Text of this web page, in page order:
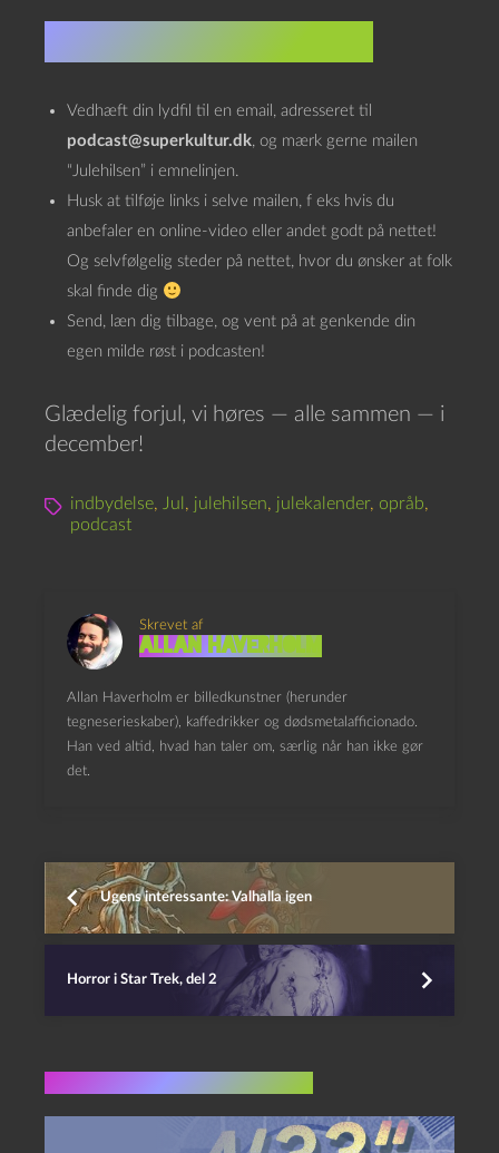
Vedhæft din lydfil til en email, adresseret til
podcast@superkultur.dk, og mærk gerne mailen
“Julehilsen” i emnelinjen.
Husk at tilføje links i selve mailen, f eks hvis du
anbefaler en online-video eller andet godt på nettet!
Og selvfølgelig steder på nettet, hvor du ønsker at folk
skal finde dig
Send, læn dig tilbage, og vent på at genkende din
egen milde røst i podcasten!
Glædelig forjul, vi høres — alle sammen — i
december!
indbydelse, Jul , julehilsen, julekalender, opråb,
podcast
Skrevet af
Allan Haverholm
Allan Haverholm er billedkunstner (herunder
tegneserieskaber), kaffedrikker og dødsmetalafficionado.
Han ved altid, hvad han taler om, særlig når han ikke gør
det.
Ugens interessante: Valhalla igen
Horror i Star Trek, del 2